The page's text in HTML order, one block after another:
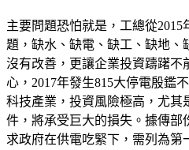
主要問題恐怕就是，工總從
題，缺水、缺電、缺工、缺地、
沒有改善，更讓企業投資躊躇不
心，2017年發生815大停電殷鑑
科技產業，投資風險極高，尤其
件，將承受巨大的損失。據傳部
求政府在供電吃緊下，需列為第